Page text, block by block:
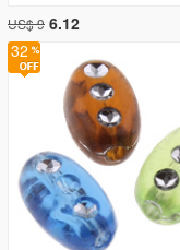
US$ 9 6.12
32